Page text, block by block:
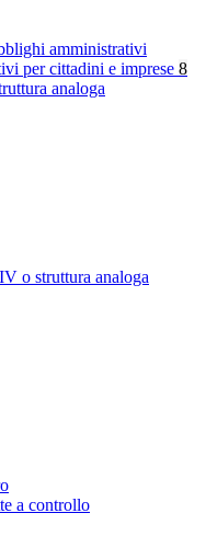
amministrativi
per cittadini e imprese 8
analoga
o struttura analoga
a controllo